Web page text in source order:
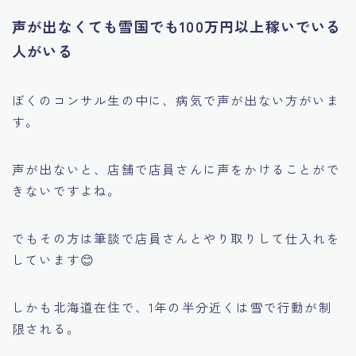
声が出なくても雪国でも100万円以上稼いでいる
人がいる
ぼくのコンサル生の中に、病気で声が出ない方がいま
す。
声が出ないと、店舗で店員さんに声をかけることがで
きないですよね。
でもその方は筆談で店員さんとやり取りして仕入れを
しています😊
しかも北海道在住で、1年の半分近くは雪で行動が制
限される。